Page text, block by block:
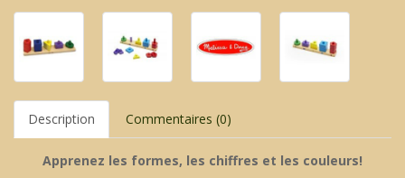
Description Commentaires (0)
Apprenez les formes, les chiffres et les couleurs!